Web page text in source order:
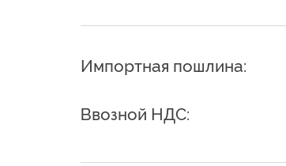
Импортная пошлина:
Ввозной НДС: